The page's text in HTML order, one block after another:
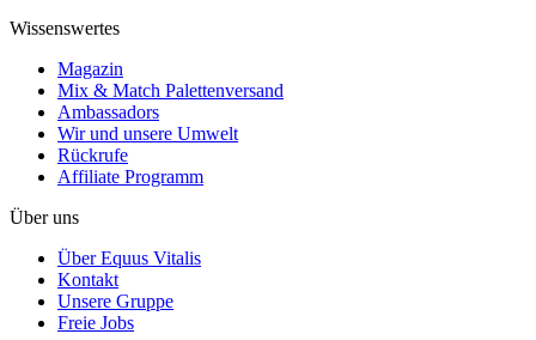
Wissenswertes
Magazin
Mix & Match Palettenversand
Ambassadors
Wir und unsere Umwelt
Rückrufe
Affiliate Programm
Über uns
Über Equus Vitalis
Kontakt
Unsere Gruppe
Freie Jobs